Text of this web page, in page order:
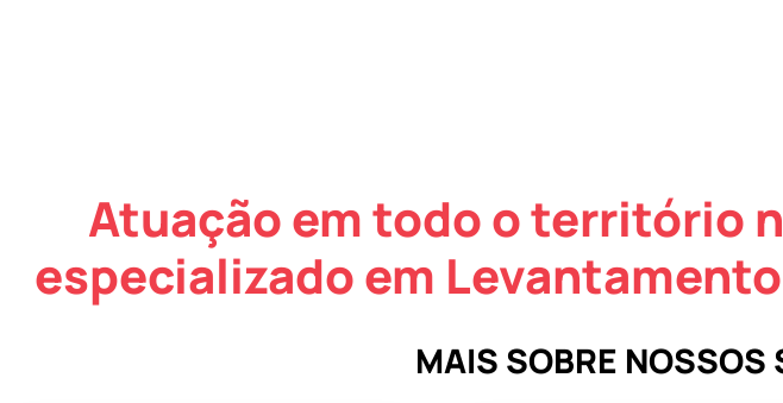
Atuação em todo o território
especializado em
MAIS SOBRE NOSSOS